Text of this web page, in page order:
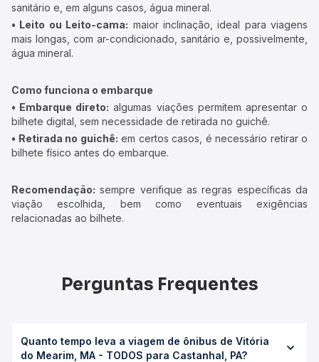
sanitário e, em alguns casos, água mineral.
• Leito ou Leito-cama: maior inclinação, ideal para viagens
mais longas, com ar-condicionado, sanitário e, possivelmente,
água mineral.
Como funciona o embarque
• Embarque direto: algumas viações permitem apresentar o
bilhete digital, sem necessidade de retirada no guichê.
• Retirada no guichê: em certos casos, é necessário retirar o
bilhete físico antes do embarque.
Recomendação: sempre verifique as regras específicas da
viação escolhida, bem como eventuais exigências
relacionadas ao bilhete.
Perguntas Frequentes
Quanto tempo leva a viagem de ônibus de Vitória
do Mearim, MA - TODOS para Castanhal, PA?